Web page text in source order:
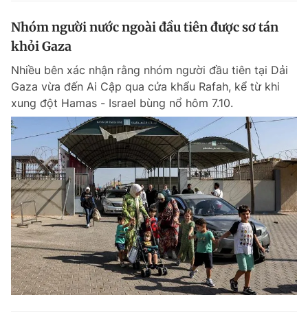
Nhóm người nước ngoài đầu tiên được sơ tán
khỏi Gaza
Nhiều bên xác nhận rằng nhóm người đầu tiên tại Dải
Gaza vừa đến Ai Cập qua cửa khẩu Rafah, kể từ khi
xung đột Hamas - Israel bùng nổ hôm 7.10.